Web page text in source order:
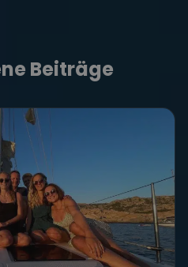
Party-Guide
besten
in Kroatien